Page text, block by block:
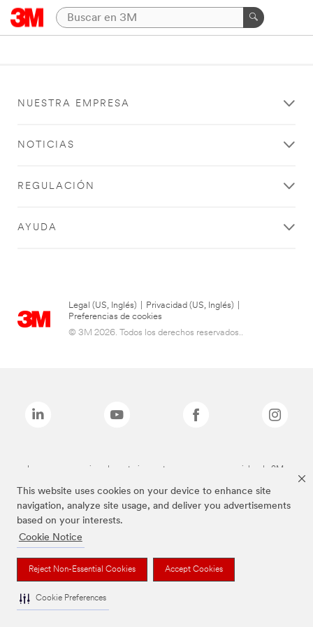
This website uses cookies on your device to enhance site
navigation, analyze site usage, and deliver you advertisements
based on your interests.
Cookie Notice
Reject Non-Essential Cookies Accept Cookies
Cookie Preferences
NUESTRA EMPRESA
NOTICIAS
REGULACIÓN
AYUDA
Legal (US, Inglés) Privacidad (US, Inglés)
Preferencias de cookies
© 3M 2026. Todos los derechos reservados..
Las marcas mencionadas anteriormente son marcas comerciales de 3M.